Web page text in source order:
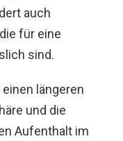
auch
für eine
sind.
längeren
und die
Aufenthalt im